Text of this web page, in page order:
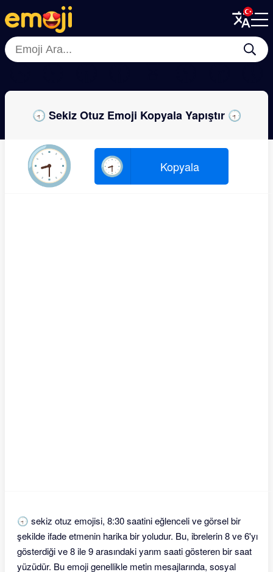
Menu
Close
Menu
Close
🕣 Sekiz Otuz Emoji Kopyala Yapıştır 🕣
🕣 🕣 Kopyala
🕣 sekiz otuz emojisi, 8:30 saatini eğlenceli ve görsel bir
şekilde ifade etmenin harika bir yoludur. Bu, ibrelerin 8 ve 6'yı
gösterdiği ve 8 ile 9 arasındaki yarım saati gösteren bir saat
yüzüdür. Bu emoji genellikle metin mesajlarında, sosyal